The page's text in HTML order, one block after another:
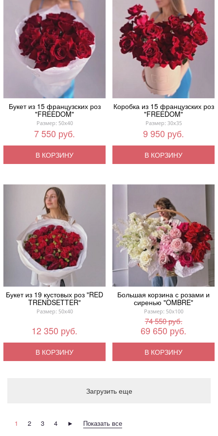
Букет из 15 французских роз
"FREEDOM"
Размер: 50x40
7 550 руб.
В КОРЗИНУ
Коробка из 15 французских роз
"FREEDOM"
Размер: 30x35
9 950 руб.
В КОРЗИНУ
Букет из 19 кустовых роз "RED
TRENDSETTER"
Размер: 50x40
12 350 руб.
В КОРЗИНУ
Большая корзина с розами и
сиренью "OMBRE"
Размер: 50x100
74 550 руб.
69 650 руб.
В КОРЗИНУ
Загрузить еще
1 2 3 4 ► Показать все